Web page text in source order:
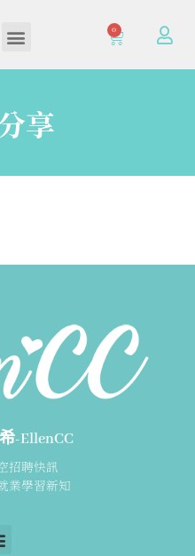
0
享
-EllenCC
招聘快訊
業學習新知